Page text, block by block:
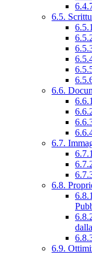
6.5.
6.6.
6.7.
6.8.
6.9.